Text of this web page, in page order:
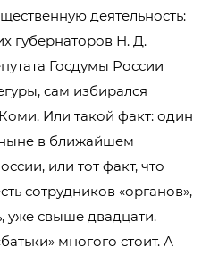
деятельность:
губернаторов Н. Д.
Госдумы России
сам избирался
Или такой факт: один
в ближайшем
или тот факт, что
сотрудников «органов»,
уже свыше двадцати.
многого стоит. А